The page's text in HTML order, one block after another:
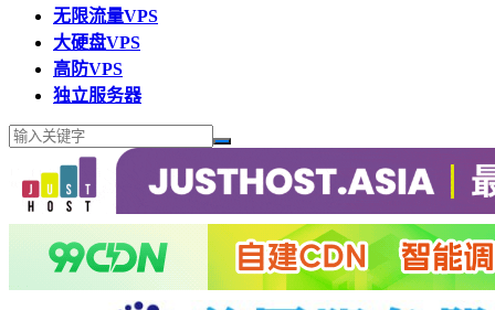
无限流量VPS
大硬盘VPS
高防VPS
独立服务器